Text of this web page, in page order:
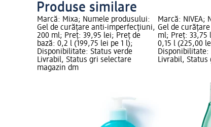
Produse similare
Marcă: Mixa; Numele produsului:
Gel de curățare anti-imperfecțiuni,
200 ml; Preț: 39,95 lei; Preț de
bază: 0,2 l (199,75 lei pe 1 l);
Disponibilitate: Status verde
Livrabil, Status gri selectare
magazin dm
Marcă: NIVEA;
Gel de
ml; Preț: 33,75
0,15 l (225,00
Disponibilitate:
Livrabil, Status